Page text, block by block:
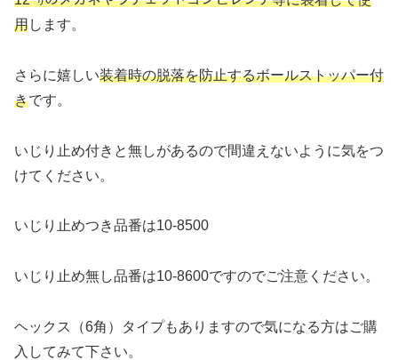
用します。
さらに嬉しい装着時の脱落を防止するボールストッパー付
きです。
いじり止め付きと無しがあるので間違えないように気をつ
けてください。
いじり止めつき品番は10-8500
いじり止め無し品番は10-8600ですのでご注意ください。
ヘックス（6角）タイプもありますので気になる方はご購
入してみて下さい。